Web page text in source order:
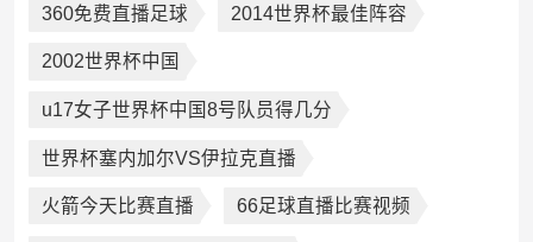
360免费直播足球 2014世界杯最佳阵容
2002世界杯中国
u17女子世界杯中国8号队员得几分
世界杯塞内加尔VS伊拉克直播
火箭今天比赛直播 66足球直播比赛视频